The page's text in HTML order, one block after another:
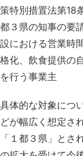
策特別措置法第18
都３県の知事の要
設における営業時
格化、飲食提供の
を行う事業主
具体的な対象につ
どが幅広く想定さ
「１都３県」と